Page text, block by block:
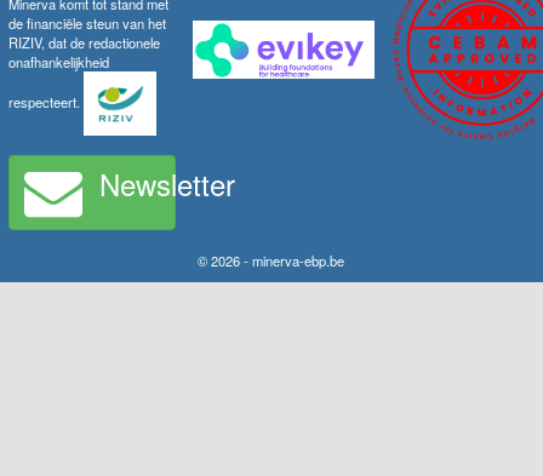
de financiële steun van het
RIZIV, dat de redactionele
onafhankelijkheid
respecteert.
Newsletter
© 2026 - minerva-ebp.be